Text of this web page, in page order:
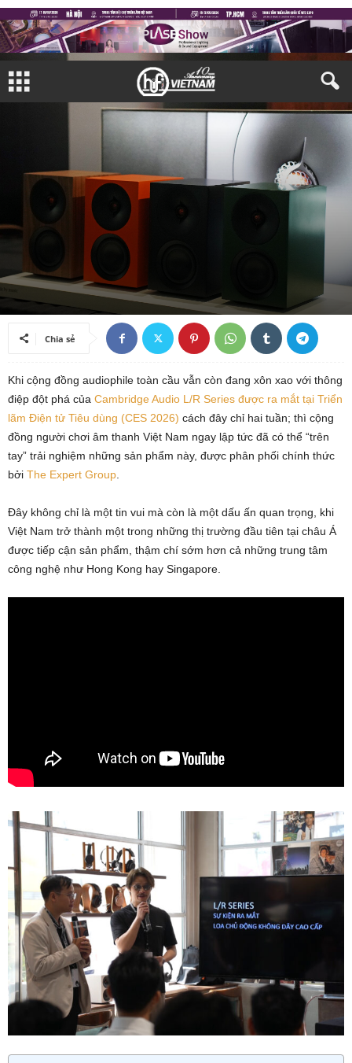
DẠO QUANH THỊ TRƯỜNG
Khôi Nguyên 24/01/2026
Chia sẻ
Khi cộng đồng audiophile toàn cầu vẫn còn đang xôn xao với thông
điệp đột phá của Cambridge Audio L/R Series được ra mắt tại Triển
lãm Điện tử Tiêu dùng (CES 2026) cách đây chỉ hai tuần; thì cộng
đồng người chơi âm thanh Việt Nam ngay lập tức đã có thể “trên
tay” trải nghiệm những sản phẩm này, được phân phối chính thức
bởi The Expert Group
Đây không chỉ là một tin vui mà còn là một dấu ấn quan trọng, khi
Việt Nam trở thành một trong những thị trường đầu tiên tại châu Á
được tiếp cận sản phẩm, thậm chí sớm hơn cả những trung tâm
công nghệ như Hong Kong hay Singapore.